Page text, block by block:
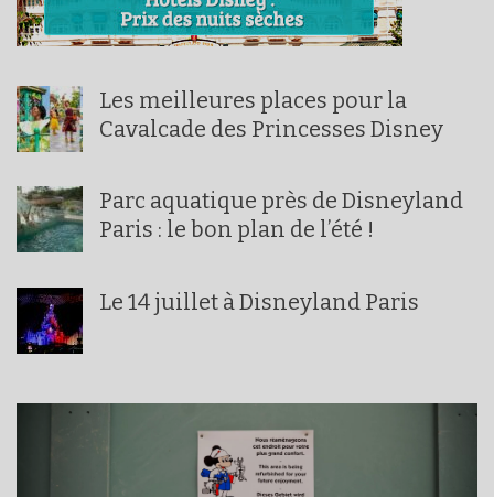
Les meilleures places pour la
Cavalcade des Princesses Disney
Parc aquatique près de Disneyland
Paris : le bon plan de l’été !
Le 14 juillet à Disneyland Paris